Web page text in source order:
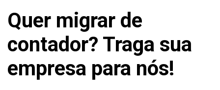
Quer migrar de
contador? Traga sua
empresa para nós!